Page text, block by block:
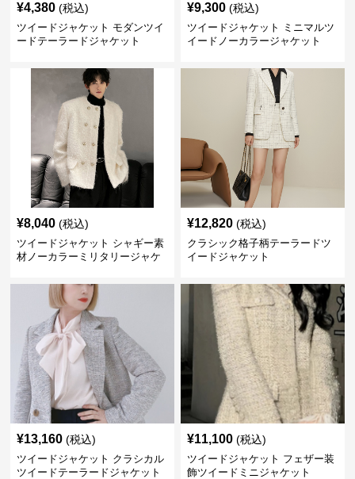
¥4,380 (税込)
ツイードジャケット モダンツイ
ードテーラードジャケット
¥9,300 (税込)
ツイードジャケット ミニマルツ
イードノーカラージャケット
¥8,040 (税込)
ツイードジャケット シャギー素
材ノーカラーミリタリージャケ
¥12,820 (税込)
クラシック格子柄テーラードツ
イードジャケット
¥13,160 (税込)
ツイードジャケット クラシカル
ツイードテーラードジャケット
¥11,100 (税込)
ツイードジャケット フェザー装
飾ツイードミニジャケット